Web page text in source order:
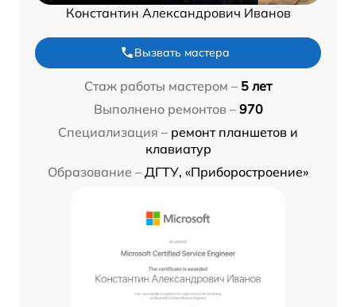
Константин Александрович Иванов
Вызвать мастера
Стаж работы мастером – 5 лет
Выполнено ремонтов – 970
Специализация – ремонт планшетов и
клавиатур
Образование – ДГТУ, «Приборостроение»